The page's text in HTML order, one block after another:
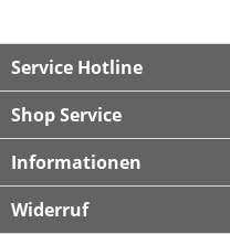
Service Hotline
Shop Service
Informationen
Widerruf